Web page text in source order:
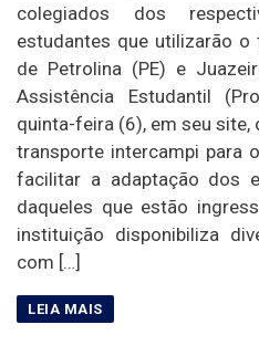
colegiados dos
estudantes que utilizarão
de Petrolina (PE) e
Assistência Estudantil
quinta-feira (6), em seu
transporte intercampi para
facilitar a adaptação dos
daqueles que estão
instituição disponibiliza
com […]